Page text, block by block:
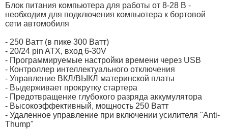
Блок питания компьютера для работы от 8-28 В -
необходим для подключения компьютера к бортовой
сети автомобиля
- 250 Ватт (в пике 300 Ватт)
- 20/24 pin ATX, вход 6-30V
- Программируемые настройки времени через USB
- Контроллер интеллектуального отключения
- Управление ВКЛ/ВЫКЛ материнской платы
- Выдерживает прокрутку стартера
- Предотвращение глубокого разряда аккумулятора
- Высокоэффективный, мощность 250 Ватт
- Удаленное управление при включении усилителя "Anti-
Thump"